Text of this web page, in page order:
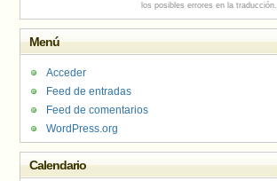
los posibles errores en la traducción.
Menú
Acceder
Feed de entradas
Feed de comentarios
WordPress.org
Calendario